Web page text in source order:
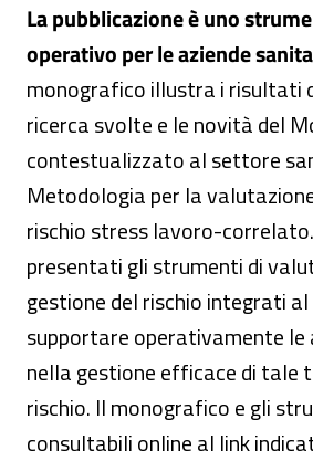
La pubblicazione è uno
operativo per le aziende
monografico illustra i risultati
ricerca svolte e le novità del
contestualizzato al settore
Metodologia per la
rischio stress lavoro-
presentati gli strumenti di
gestione del rischio integrati
supportare operativamente le
nella gestione efficace di tale
rischio. Il monografico e gli
consultabili online al link